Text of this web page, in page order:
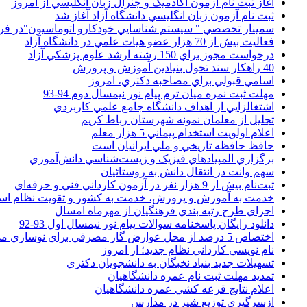
ثبت نام آزمون زبان انگليسي دانشگاه آزاد آغاز شد
سمينار تخصصي " سيستم شناسايي خودکارو اتوماسيون"در
فعاليت بيش از 70 هزار عضو هيات علمي در دانشگاه آزاد
درخواست مجوز براي 150 رشته ارشد علوم پزشکي آزاد
40 راهکار سند تحول بنيادين آموزش و پرورش
اسامي قبولي براي مصاحبه دکتري، امروز
مهلت ثبت نمره میان ترم پیام نور نیمسال دوم 94-93
اشتغالزايي از اهداف دانشگاه جامع علمي کاربردي
تجليل از معلمان نمونه شهرستان رباط کريم
اعلام اولويت استخدام پيماني 5 هزار معلم
حافظ حافظه تاريخي و ملي ايرانيان است
برگزاري المپيادهاي فيزيک و زيست‌شناسي دانش‌آموزي
سهم وانت در انتقال دانش به روستائيان
ثبت‌نام بيش از 9 هزار نفر در آزمون کارداني فني و حرفه‌اي
خدمت به آموزش و پرورش، خدمت به کشور و تقويت نظام
اجراي طرح رتبه بندي فرهنگيان از مهرماه امسال
دانلود رایگان پاسخنامه سوالات پیام نور نیمسال اول 93-92
اختصاص 5 درصد از محل عوارض گاز مصرفي براي نوسازي مدارس
نام نويسي کارداني نظام جديد؛ از امروز
تسهيلات جديد بنياد نخبگان به دانشجويان دکتري
تمديد مهلت ثبت نام عمره دانشگاهيان
اعلام نتايج قرعه کشي عمره دانشگاهيان
ازسرگيري توزيع شير در مدارس